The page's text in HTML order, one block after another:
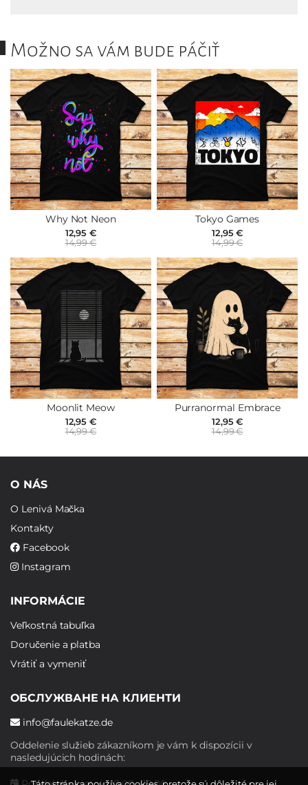
Možno sa vám bude páčiť
Why Not Neon
12,95 €
14,99 €
Tokyo Games
12,95 €
14,99 €
Moonlit Meow
12,95 €
14,99 €
Purranormal Embrace
12,95 €
14,99 €
O NÁS
O Lenivá Mačka
Kontakty
Facebook
Instagram
INFORMÁCIE
Veľkostná tabuľka
Doručenie a platba
Vrátiť a vymeniť
ОБСЛУЖВАНЕ НА КЛИЕНТИ
info@faulekatze.de
Oddelenie služieb zákazníkom je vám k dispozícii v
nasledujúcich hodinách: